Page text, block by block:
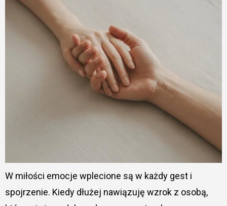
W miłości emocje wplecione są w każdy gest i
spojrzenie. Kiedy dłużej nawiązuję wzrok z osobą,